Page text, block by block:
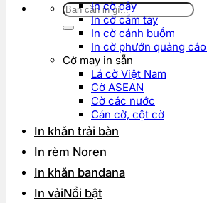
Tìm
kiếm:
In cờ dây
In cờ cầm tay
In cờ cánh buồm
In cờ phướn quảng cáo
Cờ may in sẵn
Lá cờ Việt Nam
Cờ ASEAN
Cờ các nước
Cán cờ, cột cờ
In khăn trải bàn
In rèm Noren
In khăn bandana
In vải